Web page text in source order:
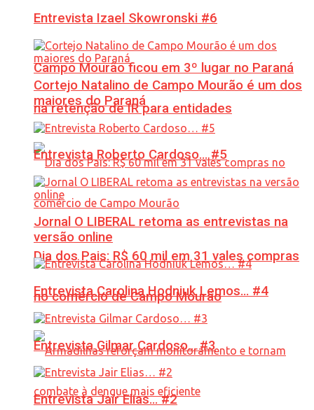
Campo Mourão ficou em 3º lugar no Paraná
na retenção de IR para entidades
Dia dos Pais: R$ 60 mil em 31 vales compras
no comércio de Campo Mourão
Entrevista Izael Skowronski #6
Cortejo Natalino de Campo Mourão é um dos
maiores do Paraná
Entrevista Roberto Cardoso… #5
Jornal O LIBERAL retoma as entrevistas na
versão online
Entrevista Carolina Hodniuk Lemos… #4
Entrevista Gilmar Cardoso… #3
Entrevista Jair Elias… #2